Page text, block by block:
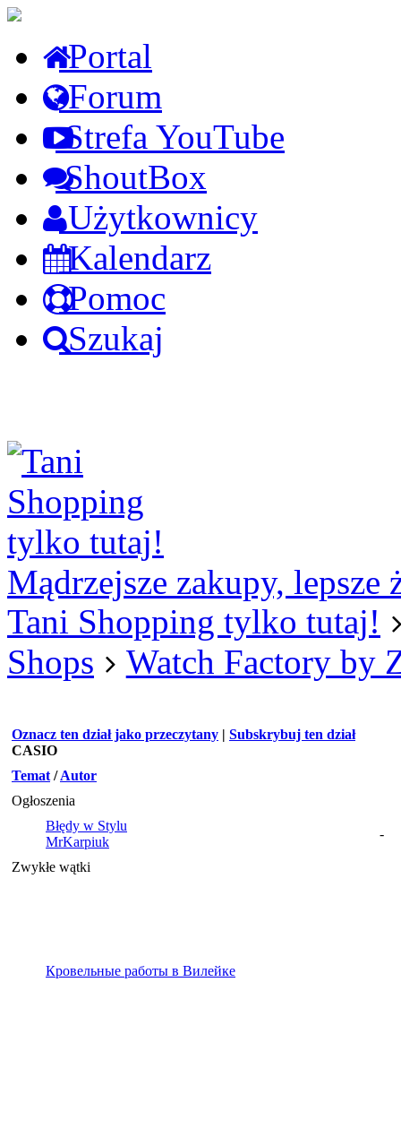
Portal
Forum
Strefa YouTube
ShoutBox
Użytkownicy
Kalendarz
Pomoc
Szukaj
Mądrzejsze zakupy, lepsze
Tani Shopping tylko tutaj!
Shops
Watch Factory by
Oznacz ten dział jako przeczytany | Subskrybuj ten dział
CASIO
Temat /Autor
Ogłoszenia
Błędy w Stylu
MrKarpiuk
-
Zwykłe wątki
Кровельные работы в Вилейке